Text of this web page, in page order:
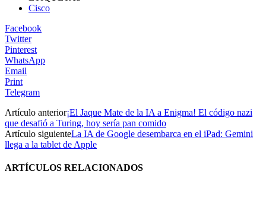
Cisco
Facebook
Twitter
Pinterest
WhatsApp
Email
Print
Telegram
Artículo anterior¡El Jaque Mate de la IA a Enigma! El código nazi
que desafió a Turing, hoy sería pan comido
Artículo siguienteLa IA de Google desembarca en el iPad: Gemini
llega a la tablet de Apple
ARTÍCULOS RELACIONADOS